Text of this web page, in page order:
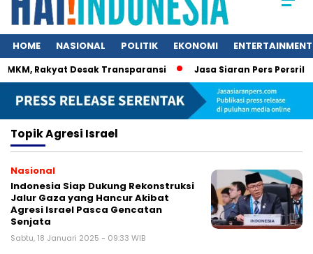
HOME NASIONAL POLITIK EKONOMI ENTERTAINMENT
Rakyat Desak Transparansi Jasa Siaran Pers
TopikAgresi Israel
Nasional
Indonesia Siap Dukung Rekonstruksi
Jalur Gaza yang Hancur Akibat
Agresi Israel Pasca Gencatan
Senjata
Sabtu, 18 Januari 2025 - 09:33 WIB